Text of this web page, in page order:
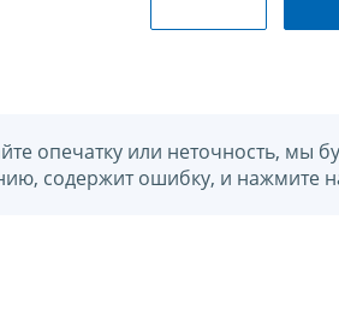
опечатку или неточность, мы
содержит ошибку, и нажмите